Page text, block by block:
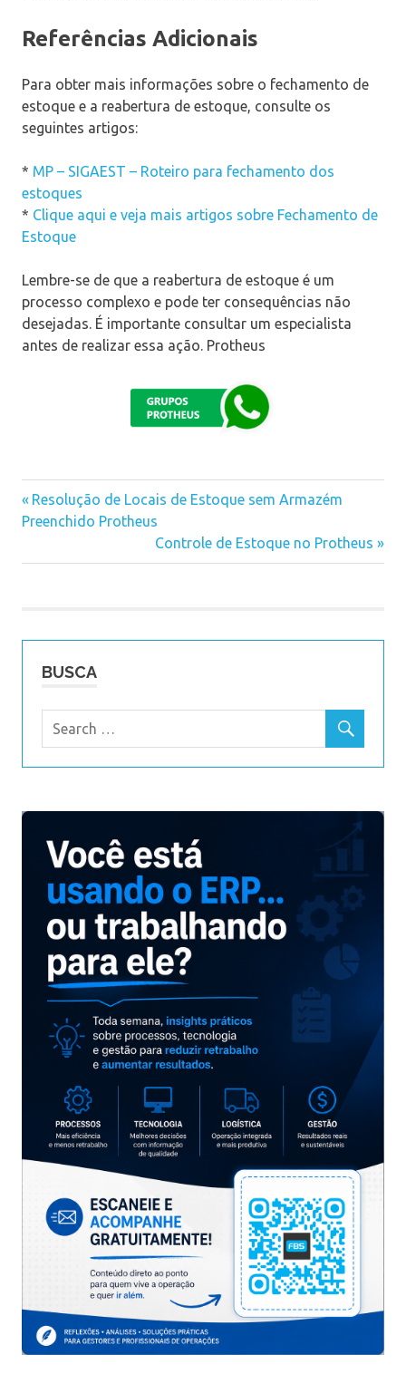
Referências Adicionais
Para obter mais informações sobre o fechamento de
estoque e a reabertura de estoque, consulte os
seguintes artigos:
* MP – SIGAEST – Roteiro para fechamento dos
estoques
* Clique aqui e veja mais artigos sobre Fechamento de
Estoque
Lembre-se de que a reabertura de estoque é um
processo complexo e pode ter consequências não
desejadas. É importante consultar um especialista
antes de realizar essa ação. Protheus
Navegação
Previous
Post:
Resolução de Locais de Estoque sem Armazém
Preenchido Protheus
Next
Post:
Controle de Estoque no Protheus
BUSCA